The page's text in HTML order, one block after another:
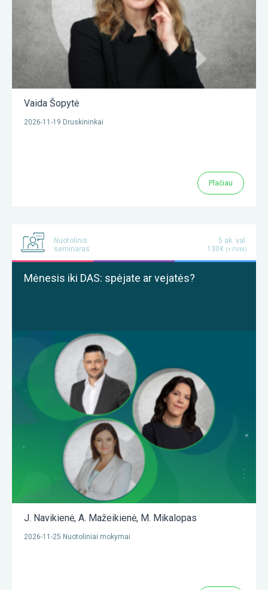
Vaida Šopytė
2026-11-19 Druskininkai
Plačiau
Nuotolinis
seminaras
5 ak. val.
130€ (+ PVM)
Mėnesis iki DAS: spėjate ar vejatės?
J. Navikienė, A. Mažeikienė, M. Mikalopas
2026-11-25 Nuotoliniai mokymai